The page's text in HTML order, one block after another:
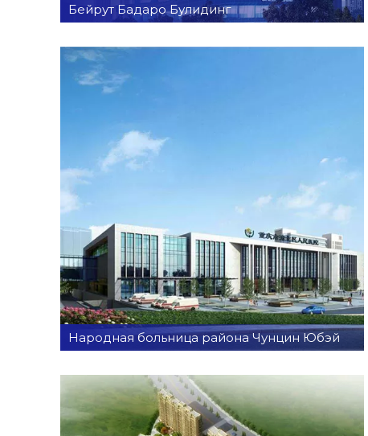
Бейрут Бадаро Булидинг
Народная больница района Чунцин Юбэй